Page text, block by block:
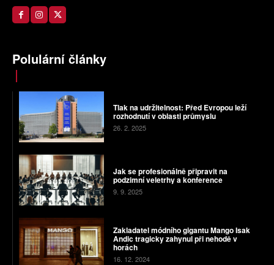
Polulární články
Tlak na udržitelnost: Před Evropou leží
rozhodnutí v oblasti průmyslu
26. 2. 2025
Jak se profesionálně připravit na
podzimní veletrhy a konference
9. 9. 2025
Zakladatel módního gigantu Mango Isak
Andic tragicky zahynul při nehodě v
horách
16. 12. 2024